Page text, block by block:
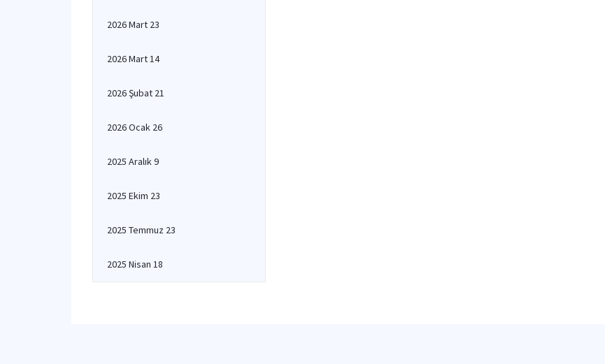
2026 Mart 23
2026 Mart 14
2026 Şubat 21
2026 Ocak 26
2025 Aralık 9
2025 Ekim 23
2025 Temmuz 23
2025 Nisan 18